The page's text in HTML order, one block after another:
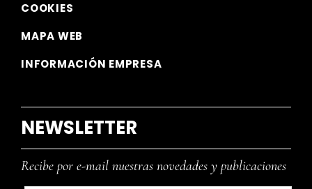
COOKIES
MAPA WEB
INFORMACIÓN EMPRESA
NEWSLETTER
Recibe por e-mail nuestras novedades y publicaciones